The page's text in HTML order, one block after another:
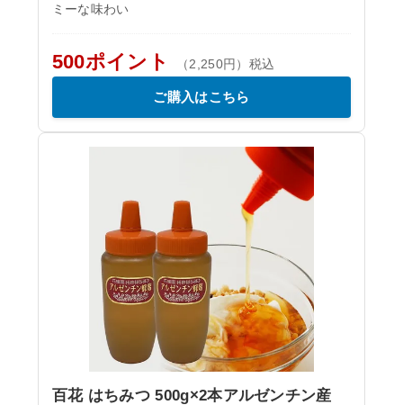
ミーな味わい
500ポイント （2,250円）税込
ご購入はこちら
百花 はちみつ 500g×2本アルゼンチン産